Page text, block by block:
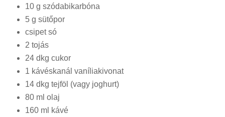
10 g szódabikarbóna
5 g sütőpor
csipet só
2 tojás
24 dkg cukor
1 kávéskanál vaníliakivonat
14 dkg tejföl (vagy joghurt)
80 ml olaj
160 ml kávé